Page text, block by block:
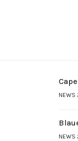
NEWS
NEWS